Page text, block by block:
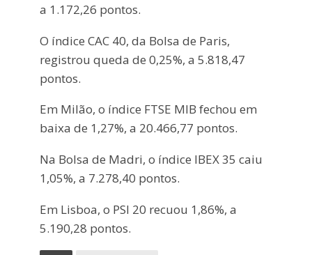
a 1.172,26 pontos.
O índice CAC 40, da Bolsa de Paris,
registrou queda de 0,25%, a 5.818,47
pontos.
Em Milão, o índice FTSE MIB fechou em
baixa de 1,27%, a 20.466,77 pontos.
Na Bolsa de Madri, o índice IBEX 35 caiu
1,05%, a 7.278,40 pontos.
Em Lisboa, o PSI 20 recuou 1,86%, a
5.190,28 pontos.